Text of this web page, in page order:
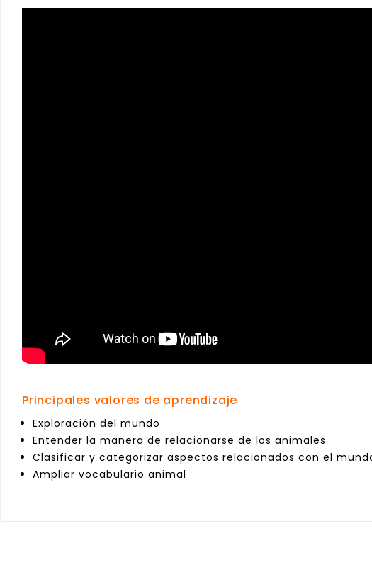
Principales valores de aprendizaje
Exploración del mundo
Entender la manera de relacionarse de los animales
Clasificar y categorizar aspectos relacionados con el
Ampliar vocabulario animal